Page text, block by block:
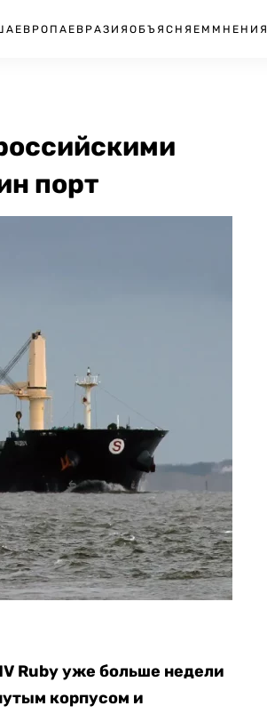
ЕВРОПА ЕВРАЗИЯ ОБЪЯСНЯЕМ МНЕНИЯ
порт
Ruby уже больше недели
корпусом и